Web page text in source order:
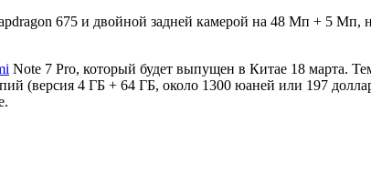
675 и двойной задней камерой на 48 Мп + 5 Мп,
Note 7 Pro, который будет выпущен в Китае 18 марта.
(версия 4 ГБ + 64 ГБ, около 1300 юаней или 197